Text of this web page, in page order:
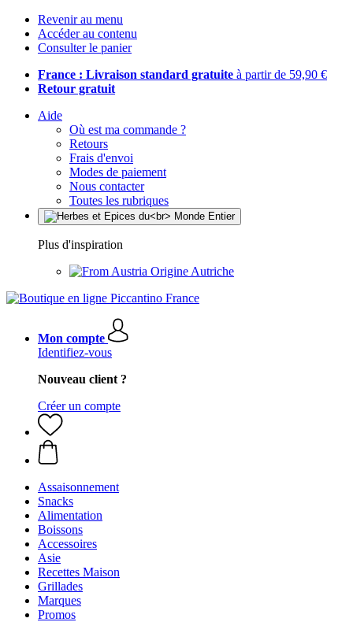
Revenir au menu
Accéder au contenu
Consulter le panier
France : Livraison standard gratuite à partir de 59,90 €
Retour gratuit
Aide
Où est ma commande ?
Retours
Frais d'envoi
Modes de paiement
Nous contacter
Toutes les rubriques
Plus d'inspiration
Origine Autriche
Mon compte
Identifiez-vous
Nouveau client ?
Créer un compte
Assaisonnement
Snacks
Alimentation
Boissons
Accessoires
Asie
Recettes Maison
Grillades
Marques
Promos